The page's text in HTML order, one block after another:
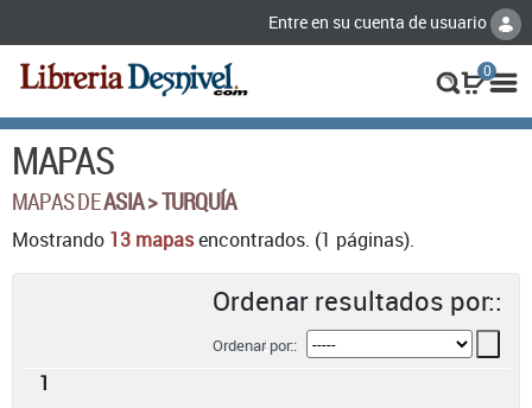
Entre en su cuenta de usuario
0
MAPAS
MAPAS DEASIA > TURQUÍA
Mostrando 13 mapasencontrados. (1 páginas).
Ordenar resultados por::
Ordenar por::
1